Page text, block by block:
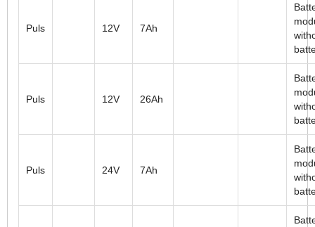
Puls 12V 7Ah
Puls 12V 26Ah
Puls 24V 7Ah